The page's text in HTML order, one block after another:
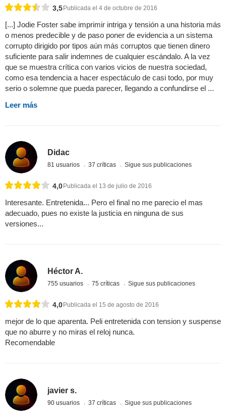
3,5Publicada el 4 de octubre de 2016
[...] Jodie Foster sabe imprimir intriga y tensión a una historia más
o menos predecible y de paso poner de evidencia a un sistema
corrupto dirigido por tipos aún más corruptos que tienen dinero
suficiente para salir indemnes de cualquier escándalo. A la vez
que se muestra crítica con varios vicios de nuestra sociedad,
como esa tendencia a hacer espectáculo de casi todo, por muy
serio o solemne que pueda parecer, llegando a confundirse el ...
Leer más
Didac
81 usuarios 37 críticas Sigue sus publicaciones
4,0Publicada el 13 de julio de 2016
Interesante. Entretenida... Pero el final no me parecio el mas
adecuado, pues no existe la justicia en ninguna de sus
versiones...
Héctor A.
755 usuarios 75 críticas Sigue sus publicaciones
4,0 Publicada el 15 de agosto de 2016
mejor de lo que aparenta. Peli entretenida con tension y suspense
que no aburre y no miras el reloj nunca.
Recomendable
javier s.
90 usuarios 37 críticas Sigue sus publicaciones